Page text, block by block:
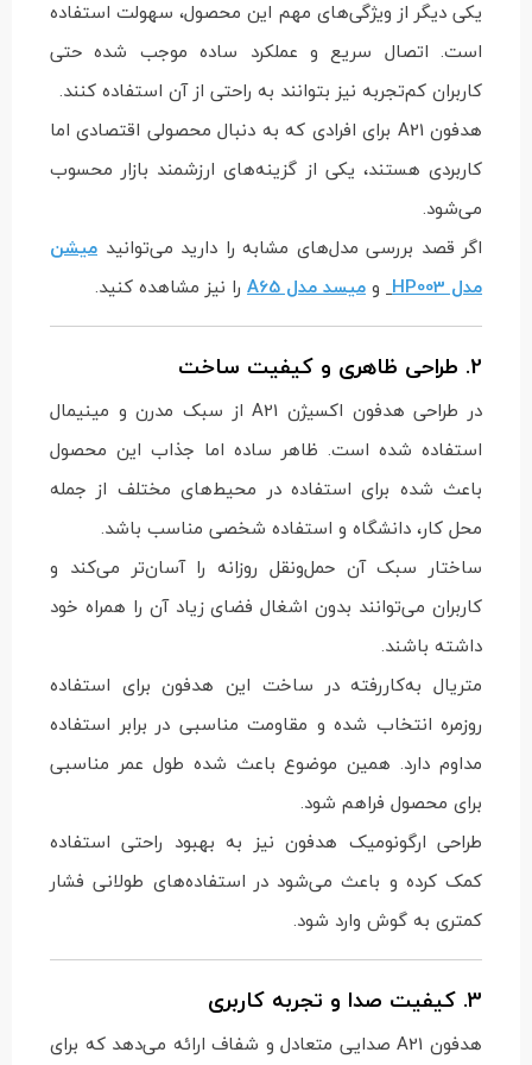
یکی دیگر از ویژگی‌های مهم این محصول، سهولت استفاده
است. اتصال سریع و عملکرد ساده موجب شده حتی
کاربران کم‌تجربه نیز بتوانند به راحتی از آن استفاده کنند.
هدفون A21 برای افرادی که به دنبال محصولی اقتصادی اما
کاربردی هستند، یکی از گزینه‌های ارزشمند بازار محسوب
می‌شود.
اگر قصد بررسی مدل‌های مشابه را دارید می‌توانید میشن
مدل HP003
ومیسد مدل A65 را نیز مشاهده کنید.
2. طراحی ظاهری و کیفیت ساخت
در طراحی هدفون اکسیژن A21 از سبک مدرن و مینیمال
استفاده شده است. ظاهر ساده اما جذاب این محصول
باعث شده برای استفاده در محیط‌های مختلف از جمله
محل کار، دانشگاه و استفاده شخصی مناسب باشد.
ساختار سبک آن حمل‌ونقل روزانه را آسان‌تر می‌کند و
کاربران می‌توانند بدون اشغال فضای زیاد آن را همراه خود
داشته باشند.
متریال به‌کاررفته در ساخت این هدفون برای استفاده
روزمره انتخاب شده و مقاومت مناسبی در برابر استفاده
مداوم دارد. همین موضوع باعث شده طول عمر مناسبی
برای محصول فراهم شود.
طراحی ارگونومیک هدفون نیز به بهبود راحتی استفاده
کمک کرده و باعث می‌شود در استفاده‌های طولانی فشار
کمتری به گوش وارد شود.
3. کیفیت صدا و تجربه کاربری
هدفون A21 صدایی متعادل و شفاف ارائه می‌دهد که برای